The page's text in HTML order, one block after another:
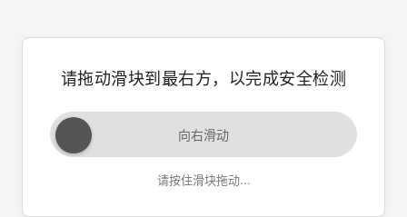
请拖动滑块到最右方，以完成安全检测
向右滑动
请按住滑块拖动...